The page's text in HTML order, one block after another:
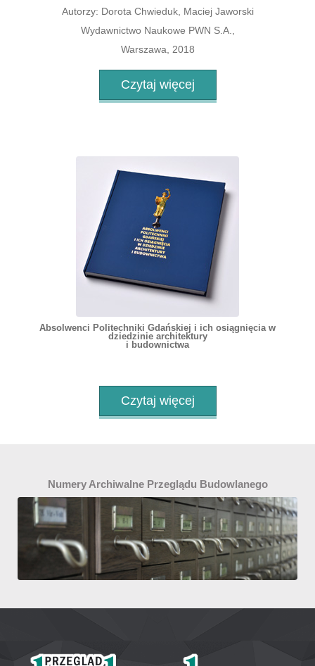
Autorzy: Dorota Chwieduk, Maciej Jaworski
Wydawnictwo Naukowe PWN S.A.,
Warszawa, 2018
Czytaj więcej
Absolwenci Politechniki Gdańskiej i ich osiągnięcia w
dziedzinie architektury
i budownictwa
Czytaj więcej
Numery Archiwalne Przeglądu Budowlanego